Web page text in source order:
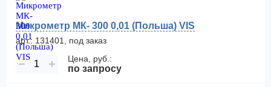
Микрометр МК- 300 0,01 (Польша) VIS
арт.: 131401, под заказ
− + Цена, руб.:
по запросу